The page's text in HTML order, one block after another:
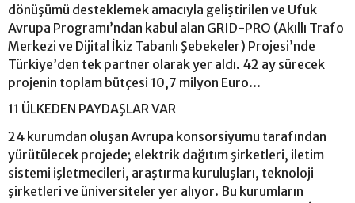
dönüşümü desteklemek amacıyla geliştirilen ve Ufuk
Avrupa Programı’ndan kabul alan GRID-PRO (Akıllı Trafo
Merkezi ve Dijital İkiz Tabanlı Şebekeler) Projesi’nde
Türkiye’den tek partner olarak yer aldı. 42 ay sürecek
projenin toplam bütçesi 10,7 milyon Euro...
11 ÜLKEDEN PAYDAŞLAR VAR
24 kurumdan oluşan Avrupa konsorsiyumu tarafından
yürütülecek projede; elektrik dağıtım şirketleri, iletim
sistemi işletmecileri, araştırma kuruluşları, teknoloji
şirketleri ve üniversiteler yer alıyor. Bu kurumların